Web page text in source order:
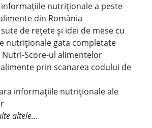
informațiile nutriționale a peste
din România
sute de rețete și idei de mese cu
nutriționale gata completate
Nutri-Score-ul alimentelor
prin scanarea codului de
informațiile nutriționale ale
altele...